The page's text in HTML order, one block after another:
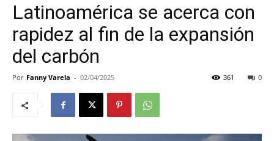
Latinoamérica se acerca con
rapidez al fin de la expansión
del carbón
Por Fanny Varela - 02/04/2025 0
361